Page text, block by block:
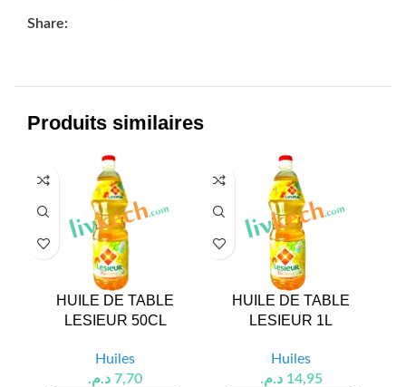
Share:
Produits similaires
HUILE DE TABLE
LESIEUR 50CL
Huiles
7,70 د.م.
HUILE DE TABLE
LESIEUR 1L
Huiles
14,95 د.م.